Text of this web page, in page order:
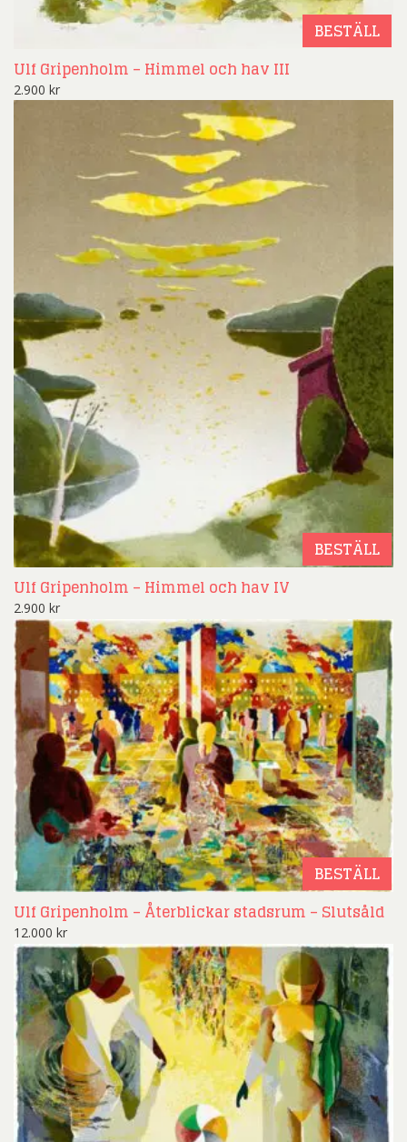
BESTÄLL
Ulf Gripenholm – Himmel och hav III
2.900 kr
BESTÄLL
Ulf Gripenholm – Himmel och hav IV
2.900 kr
BESTÄLL
Ulf Gripenholm – Återblickar stadsrum – Slutsåld
12.000 kr